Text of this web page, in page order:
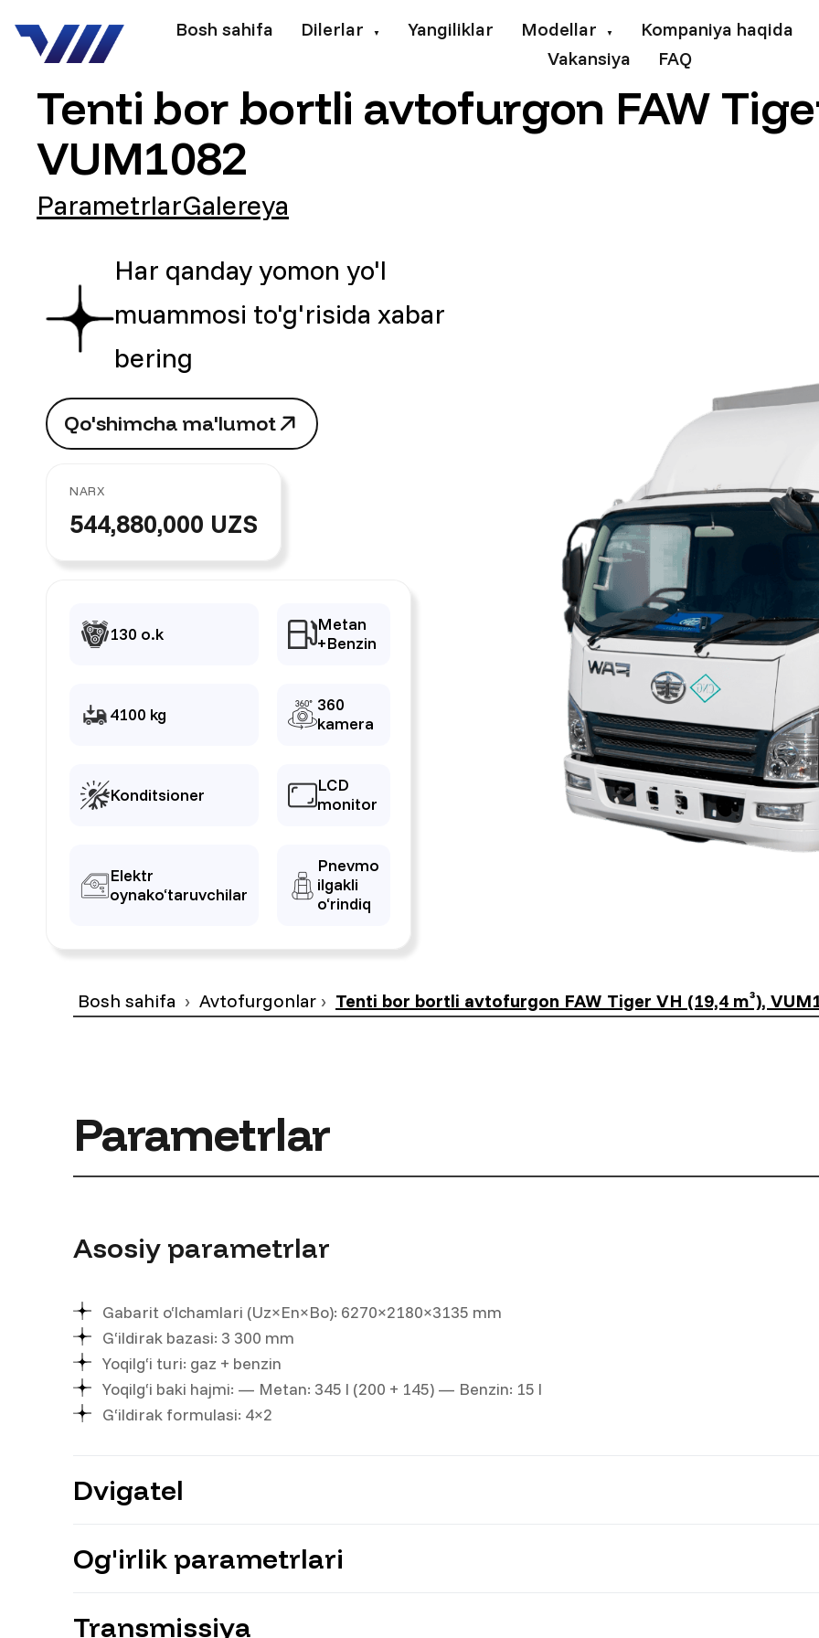
Bosh sahifa Dilerlar ▼ Yangiliklar Modellar ▼
Kompaniya haqida
Vakansiya
FAQ
Tenti bor bortli avtofurgon FAW
VUM1082
ParametrlarGalereya
Har qanday yomon yo'l
muammosi to'g'risida xabar
bering
Qo'shimcha ma'lumot
Qo'shimchama'lumot
NARX
544,880,000 UZS
130 o.k
Metan
+Benzin
4100 kg
360
kamera
Konditsioner
LCD
monitor
Elektr
oynako‘taruvchilar
Pnevmo
ilgakli
o‘rindiq
Bosh sahifa Avtofurgonlar Tenti bor bortli avtofurgon FAW Tiger VH (19,4 m³),
Parametrlar
Asosiy parametrlar
Gabarit o‘lchamlari (Uz×En×Bo): 6270×2180×3135 mm
G‘ildirak bazasi: 3 300 mm
Yoqilg‘i turi: gaz + benzin
Yoqilg‘i baki hajmi: — Metan: 345 l (200 + 145) — Benzin: 15 l
G‘ildirak formulasi: 4×2
Dvigatel
Quvvati: 130 o.k
Hajmi: 3 000 ml
Og'irlik parametrlari
To‘liq massa: 8 000 kg
Transmissiya